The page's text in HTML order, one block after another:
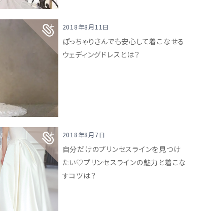
2018年8月11日
ぽっちゃりさんでも安心して着こなせる
ウェディングドレスとは？
2018年8月7日
自分だけのプリンセスラインを見つけ
たい♡プリンセスラインの魅力と着こな
すコツは？